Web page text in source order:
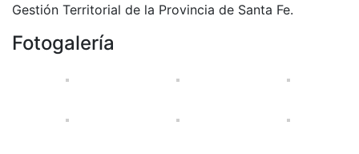
Gestión Territorial de la Provincia de Santa Fe.
Fotogalería